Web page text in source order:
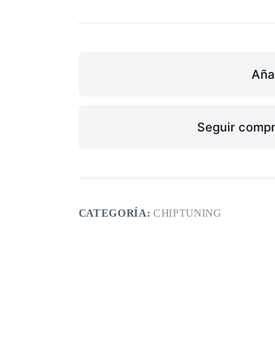
Seguir
CATEGORÍA: CHIPTUNING